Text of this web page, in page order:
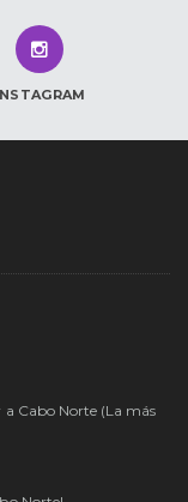
Cabo Norte (La más